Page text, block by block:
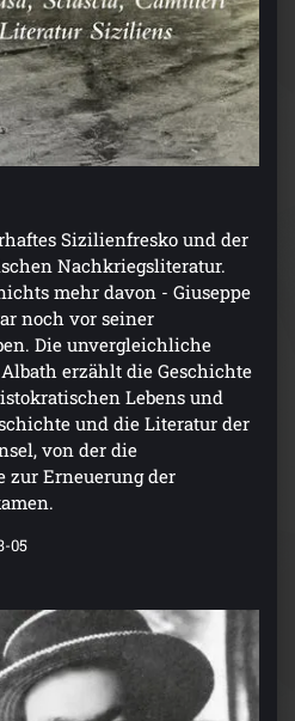
Sizilienfresko und der
Nachkriegsliteratur.
mehr davon - Giuseppe
noch vor seiner
Die unvergleichliche
erzählt die Geschichte
Lebens und
und die Literatur der
von der die
zur Erneuerung der
05